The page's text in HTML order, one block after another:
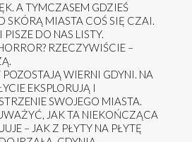
A TYMCZASEM GDZIEŚ
SKÓRĄ MIASTA COŚ SIĘ CZAI.
PISZE DO NAS LISTY.
RZECZYWIŚCIE –
WIERNI GDYNI. NA
EKSPLORUJĄ I
SWOJEGO MIASTA.
JAK TA NIEKOŃCZĄCA
– JAK Z PŁYTY NA PŁYTĘ